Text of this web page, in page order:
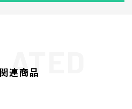
関連商品